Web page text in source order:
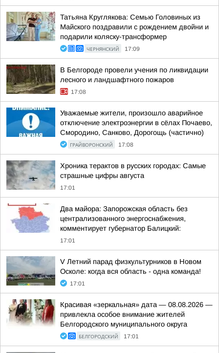
Татьяна Круглякова: Семью Головиных из
Майского поздравили с рождением двойни и
подарили коляску-трансформер
ЧЕРНЯНСКИЙ 17:09
В Белгороде провели учения по ликвидации
лесного и ландшафтного пожаров
17:08
Уважаемые жители, произошло аварийное
отключение электроэнергии в сёлах Почаево,
Смородино, Санково, Дорогощь (частично)
ГРАЙВОРОНСКИЙ 17:08
Хроника терактов в русских городах: Самые
страшные цифры августа
17:01
Два майора: Запорожская область без
централизованного энергоснабжения,
комментирует губернатор Балицкий:
17:01
V Летний парад физкультурников в Новом
Осколе: когда вся область - одна команда!
17:01
Красивая «зеркальная» дата — 08.08.2026 —
привлекла особое внимание жителей
Белгородского муниципального округа
БЕЛГОРОДСКИЙ 17:01